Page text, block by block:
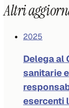
Altri
2025
Delega al
sanitarie
esercenti